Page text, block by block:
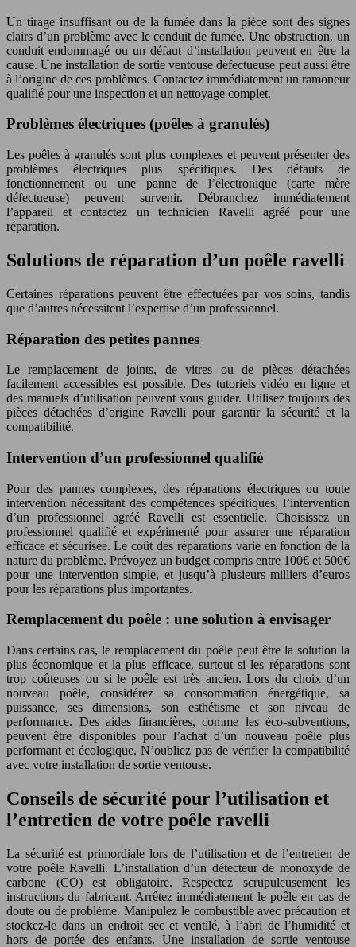
Un tirage insuffisant ou de la fumée dans la pièce sont des signes
clairs d’un problème avec le conduit de fumée. Une obstruction, un
conduit endommagé ou un défaut d’installation peuvent en être la
cause. Une installation de sortie ventouse défectueuse peut aussi être
à l’origine de ces problèmes. Contactez immédiatement un ramoneur
qualifié pour une inspection et un nettoyage complet.
Problèmes électriques (poêles à granulés)
Les poêles à granulés sont plus complexes et peuvent présenter des
problèmes électriques plus spécifiques. Des défauts de
fonctionnement ou une panne de l’électronique (carte mère
défectueuse) peuvent survenir. Débranchez immédiatement
l’appareil et contactez un technicien Ravelli agréé pour une
réparation.
Solutions de réparation d’un poêle ravelli
Certaines réparations peuvent être effectuées par vos soins, tandis
que d’autres nécessitent l’expertise d’un professionnel.
Réparation des petites pannes
Le remplacement de joints, de vitres ou de pièces détachées
facilement accessibles est possible. Des tutoriels vidéo en ligne et
des manuels d’utilisation peuvent vous guider. Utilisez toujours des
pièces détachées d’origine Ravelli pour garantir la sécurité et la
compatibilité.
Intervention d’un professionnel qualifié
Pour des pannes complexes, des réparations électriques ou toute
intervention nécessitant des compétences spécifiques, l’intervention
d’un professionnel agréé Ravelli est essentielle. Choisissez un
professionnel qualifié et expérimenté pour assurer une réparation
efficace et sécurisée. Le coût des réparations varie en fonction de la
nature du problème. Prévoyez un budget compris entre 100€ et 500€
pour une intervention simple, et jusqu’à plusieurs milliers d’euros
pour les réparations plus importantes.
Remplacement du poêle : une solution à envisager
Dans certains cas, le remplacement du poêle peut être la solution la
plus économique et la plus efficace, surtout si les réparations sont
trop coûteuses ou si le poêle est très ancien. Lors du choix d’un
nouveau poêle, considérez sa consommation énergétique, sa
puissance, ses dimensions, son esthétisme et son niveau de
performance. Des aides financières, comme les éco-subventions,
peuvent être disponibles pour l’achat d’un nouveau poêle plus
performant et écologique. N’oubliez pas de vérifier la compatibilité
avec votre installation de sortie ventouse.
Conseils de sécurité pour l’utilisation et
l’entretien de votre poêle ravelli
La sécurité est primordiale lors de l’utilisation et de l’entretien de
votre poêle Ravelli. L’installation d’un détecteur de monoxyde de
carbone (CO) est obligatoire. Respectez scrupuleusement les
instructions du fabricant. Arrêtez immédiatement le poêle en cas de
doute ou de problème. Manipulez le combustible avec précaution et
stockez-le dans un endroit sec et ventilé, à l’abri de l’humidité et
hors de portée des enfants. Une installation de sortie ventouse